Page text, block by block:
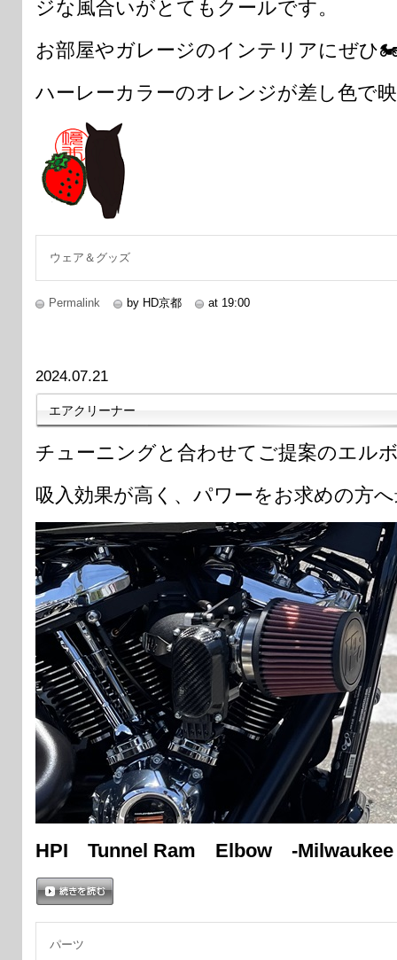
ジな風合いがとてもクールです。
お部屋やガレージのインテリアにぜひ
ハーレーカラーのオレンジが差し色で
ウェア＆グッズ
Permalink by HD京都 at 19:00
2024.07.21
エアクリーナー
チューニングと合わせてご提案のエル
吸入効果が高く、パワーをお求めの方
HPI Tunnel Ram Elbow -Milwaukee
パーツ